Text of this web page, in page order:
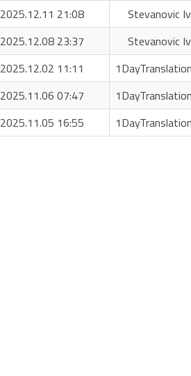
2025.12.11 21:08
Stevanovic
2025.12.08 23:37
Stevanovic
2025.12.02 11:11
2025.11.06 07:47
2025.11.05 16:55